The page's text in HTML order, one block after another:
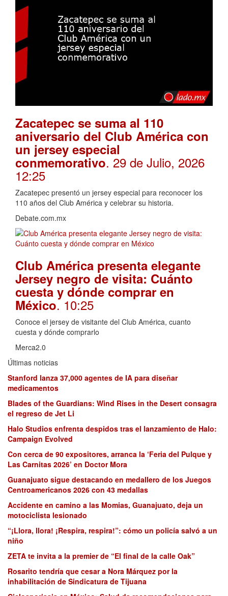
Zacatepec se suma al 110
aniversario del Club América con
un jersey especial
conmemorativo. 29 de Julio, 2026
12:25
Zacatepec presentó un jersey especial para reconocer los
110 años del Club América y celebrar su historia.
Debate.com.mx
Club América presenta elegante
Jersey negro de visita: Cuánto
cuesta y dónde comprar en
México. 10:25
Conoce el jersey de visitante del Club América, cuanto
cuesta y dónde comprarlo
Merca2.0
Últimas noticias
Stanford lanza 37,000 agentes de IA para diseñar
medicamentos
Blades of the Guardians: Wind Rises in the Desert consagra
el regreso de Jet Li
Halo Studios enfrenta despidos tras el lanzamiento de Halo:
Campaign Evolved
Con cerca de 90 expositores, arranca la ‘Feria del Pulque y
Las Carnitas 2026’ en Doctor Mora
Guanajuato sigue destacando en medallero de los Juegos
Centroamericanos 2026 con 43 medallas
Accidente en camino a las Momias, Guanajuato, deja un
motociclista lesionado
“¡Llora, llora! ¡Respira, respira!”: cómo un policía salvó a un
niño
ZETA te invita a la premier de “El final de la calle Oak”
Rosarito tendría que cesar a Nora Márquez por la
inhabilitación de Sindicatura de Tijuana